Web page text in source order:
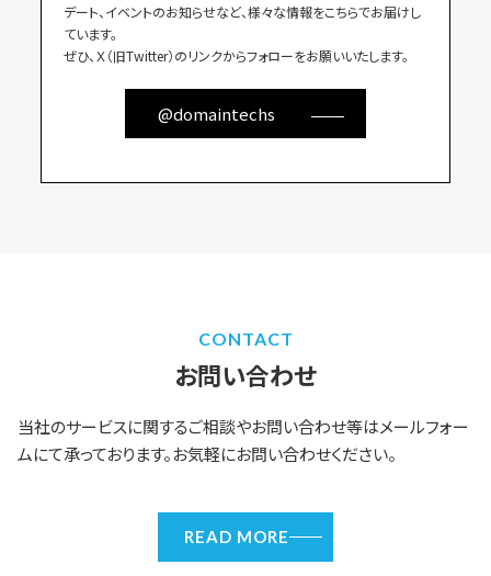
デート、イベントのお知らせなど、様々な情報をこちらでお届けし
ています。
ぜひ、Ｘ（旧Twitter）のリンクからフォローをお願いいたします。
@domaintechs
CONTACT
お問い合わせ
当社のサービスに関するご相談やお問い合わせ等はメールフォー
ムにて承っております。お気軽にお問い合わせください。
READ MORE